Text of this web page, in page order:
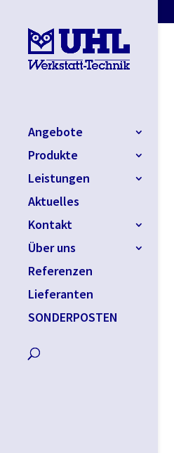
Angebote
Produkte
Leistungen
Aktuelles
Kontakt
Über uns
Referenzen
Lieferanten
SONDERPOSTEN